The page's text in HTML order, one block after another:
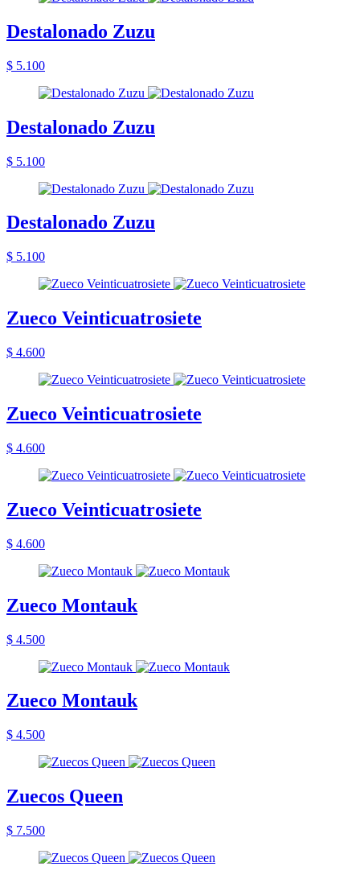
Destalonado Zuzu
$ 5.100
Destalonado Zuzu
$ 5.100
Destalonado Zuzu
$ 5.100
Zueco Veinticuatrosiete
$ 4.600
Zueco Veinticuatrosiete
$ 4.600
Zueco Veinticuatrosiete
$ 4.600
Zueco Montauk
$ 4.500
Zueco Montauk
$ 4.500
Zuecos Queen
$ 7.500